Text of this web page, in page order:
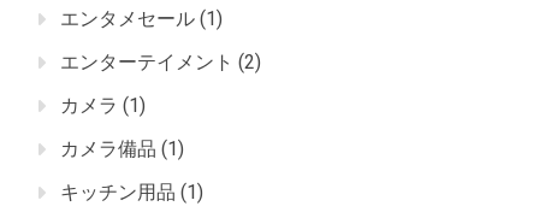
エンタメセール (1)
エンターテイメント (2)
カメラ (1)
カメラ備品 (1)
キッチン用品 (1)